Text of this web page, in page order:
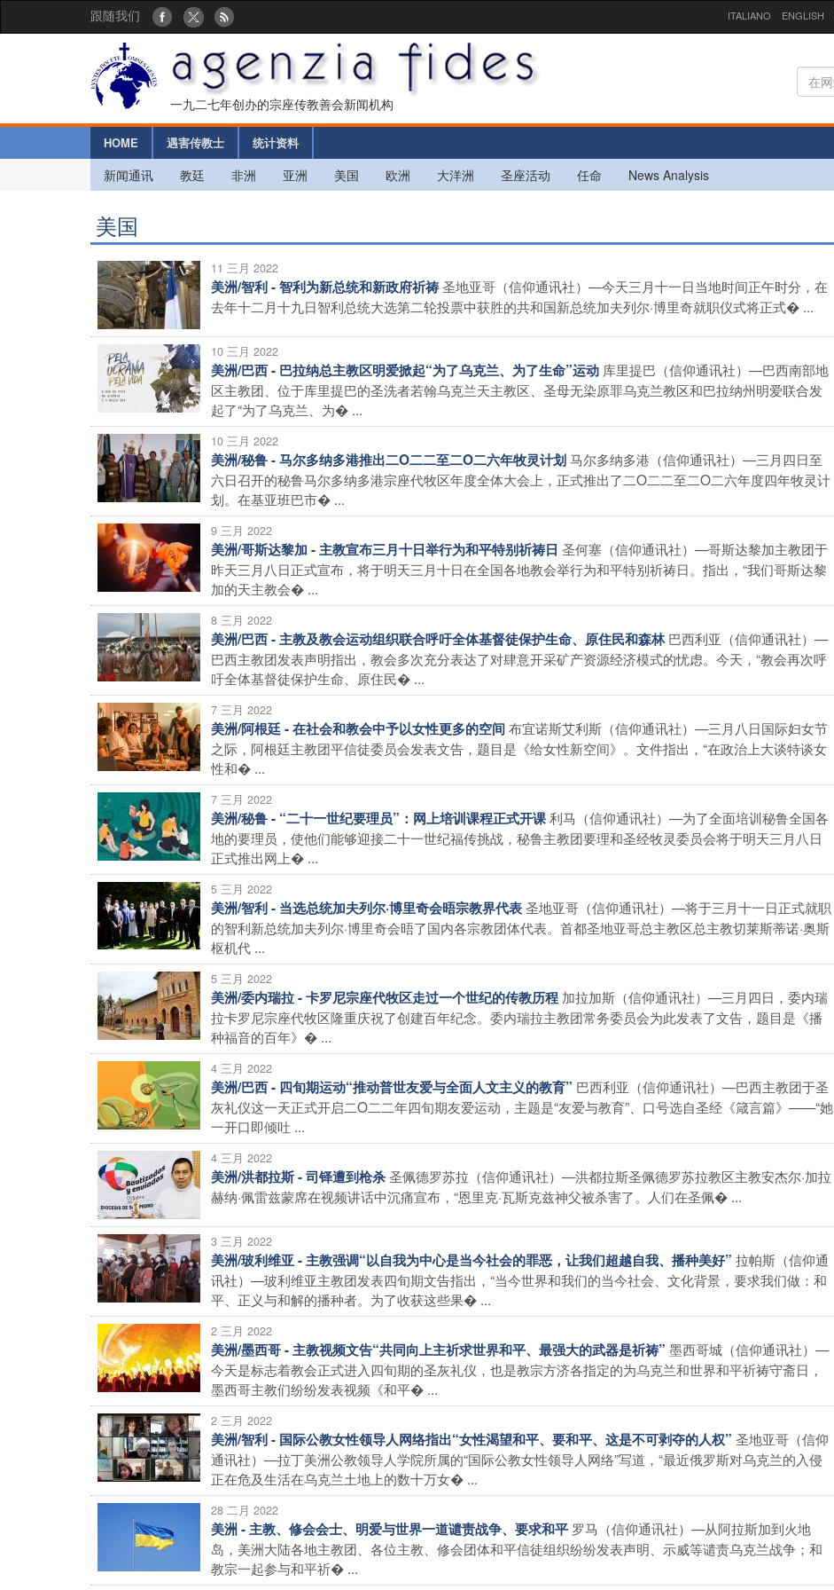
跟随我们 ITALIANO ENGLISH
一九二七年创办的宗座传教善会新闻机构
HOME 遇害传教士 统计资料
新闻通讯 教廷 非洲 亚洲 美国 欧洲 大洋洲 圣座活动 任命 News Analysis
美国
11 三月 2022
美洲/智利 - 智利为新总统和新政府祈祷圣地亚哥（信仰通讯社）—今天三月十一日当地时间正午时分，在
去年十二月十九日智利总统大选第二轮投票中获胜的共和国新总统加夫列尔·博里奇就职仪式将正式� ...
10 三月 2022
美洲/巴西 - 巴拉纳总主教区明爱掀起“为了乌克兰、为了生命”运动 库里提巴（信仰通讯社）—巴西南部地
区主教团、位于库里提巴的圣洗者若翰乌克兰天主教区、圣母无染原罪乌克兰教区和巴拉纳州明爱联合发
起了“为了乌克兰、为� ...
10 三月 2022
美洲/秘鲁 - 马尔多纳多港推出二O二二至二O二六年牧灵计划马尔多纳多港（信仰通讯社）—三月四日至
六日召开的秘鲁马尔多纳多港宗座代牧区年度全体大会上，正式推出了二O二二至二O二六年度四年牧灵计
划。在基亚班巴市� ...
9 三月 2022
美洲/哥斯达黎加 - 主教宣布三月十日举行为和平特别祈祷日 圣何塞（信仰通讯社）—哥斯达黎加主教团于
昨天三月八日正式宣布，将于明天三月十日在全国各地教会举行为和平特别祈祷日。指出，“我们哥斯达黎
加的天主教会� ...
8 三月 2022
美洲/巴西 - 主教及教会运动组织联合呼吁全体基督徒保护生命、原住民和森林 巴西利亚（信仰通讯社）—
巴西主教团发表声明指出，教会多次充分表达了对肆意开采矿产资源经济模式的忧虑。今天，“教会再次呼
吁全体基督徒保护生命、原住民� ...
7 三月 2022
美洲/阿根廷 - 在社会和教会中予以女性更多的空间布宜诺斯艾利斯（信仰通讯社）—三月八日国际妇女节
之际，阿根廷主教团平信徒委员会发表文告，题目是《给女性新空间》。文件指出，“在政治上大谈特谈女
性和� ...
7 三月 2022
美洲/秘鲁 - “二十一世纪要理员”：网上培训课程正式开课利马（信仰通讯社）—为了全面培训秘鲁全国各
地的要理员，使他们能够迎接二十一世纪福传挑战，秘鲁主教团要理和圣经牧灵委员会将于明天三月八日
正式推出网上� ...
5 三月 2022
美洲/智利 - 当选总统加夫列尔·博里奇会晤宗教界代表圣地亚哥（信仰通讯社）—将于三月十一日正式就职
的智利新总统加夫列尔·博里奇会晤了国内各宗教团体代表。首都圣地亚哥总主教区总主教切莱斯蒂诺·奥斯
枢机代 ...
5 三月 2022
美洲/委内瑞拉 - 卡罗尼宗座代牧区走过一个世纪的传教历程 加拉加斯（信仰通讯社）—三月四日，委内瑞
拉卡罗尼宗座代牧区隆重庆祝了创建百年纪念。委内瑞拉主教团常务委员会为此发表了文告，题目是《播
种福音的百年》� ...
4 三月 2022
美洲/巴西 - 四旬期运动“推动普世友爱与全面人文主义的教育” 巴西利亚（信仰通讯社）—巴西主教团于圣
灰礼仪这一天正式开启二O二二年四旬期友爱运动，主题是“友爱与教育”、口号选自圣经《箴言篇》——“她
一开口即倾吐 ...
4 三月 2022
美洲/洪都拉斯 - 司铎遭到枪杀圣佩德罗苏拉（信仰通讯社）—洪都拉斯圣佩德罗苏拉教区主教安杰尔·加拉
赫纳·佩雷兹蒙席在视频讲话中沉痛宣布，“恩里克·瓦斯克兹神父被杀害了。人们在圣佩� ...
3 三月 2022
美洲/玻利维亚 - 主教强调“以自我为中心是当今社会的罪恶，让我们超越自我、播种美好” 拉帕斯（信仰通
讯社）—玻利维亚主教团发表四旬期文告指出，“当今世界和我们的当今社会、文化背景，要求我们做：和
平、正义与和解的播种者。为了收获这些果� ...
2 三月 2022
美洲/墨西哥 - 主教视频文告“共同向上主祈求世界和平、最强大的武器是祈祷” 墨西哥城（信仰通讯社）—
今天是标志着教会正式进入四旬期的圣灰礼仪，也是教宗方济各指定的为乌克兰和世界和平祈祷守斋日，
墨西哥主教们纷纷发表视频《和平� ...
2 三月 2022
美洲/智利 - 国际公教女性领导人网络指出“女性渴望和平、要和平、这是不可剥夺的人权” 圣地亚哥（信仰
通讯社）—拉丁美洲公教领导人学院所属的“国际公教女性领导人网络”写道，“最近俄罗斯对乌克兰的入侵
正在危及生活在乌克兰土地上的数十万女� ...
28 二月 2022
美洲 - 主教、修会会士、明爱与世界一道谴责战争、要求和平 罗马（信仰通讯社）—从阿拉斯加到火地
岛，美洲大陆各地主教团、各位主教、修会团体和平信徒组织纷纷发表声明、示威等谴责乌克兰战争；和
教宗一起参与和平祈� ...